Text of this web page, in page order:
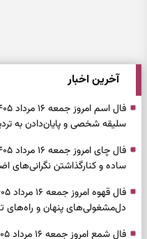
آخرین اخبار
سلیقه شخصی و پایان‌دادن به
ساده و کنارگذاشتن نگرانی‌های
دل‌مشغولی‌های پنهان و راه‌های